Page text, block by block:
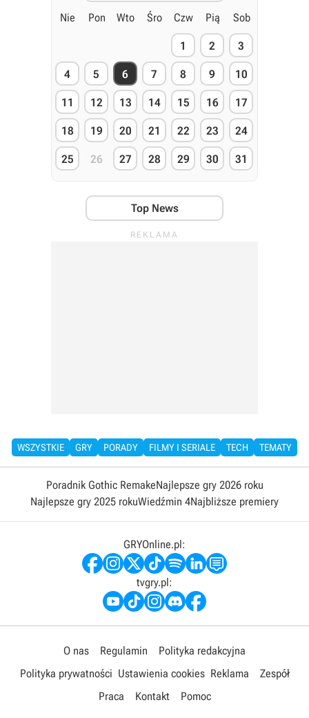
Nie Pon Wto Śro Czw Pią Sob
1 2 3
4 5 6 7 8 9 10
11 12 13 14 15 16 17
18 19 20 21 22 23 24
25 26 27 28 29 30 31
Top News
WSZYSTKIE GRY PORADY FILMY I SERIALE TECH TEMATY
Poradnik Gothic RemakeNajlepsze gry 2026 roku
Najlepsze gry 2025 rokuWiedźmin 4Najbliższe premiery
GRYOnline.pl:
tvgry.pl:
O nas Regulamin
Polityka redakcyjna
Polityka prywatności Ustawienia cookies Reklama
Zespół
Praca
Kontakt Pomoc